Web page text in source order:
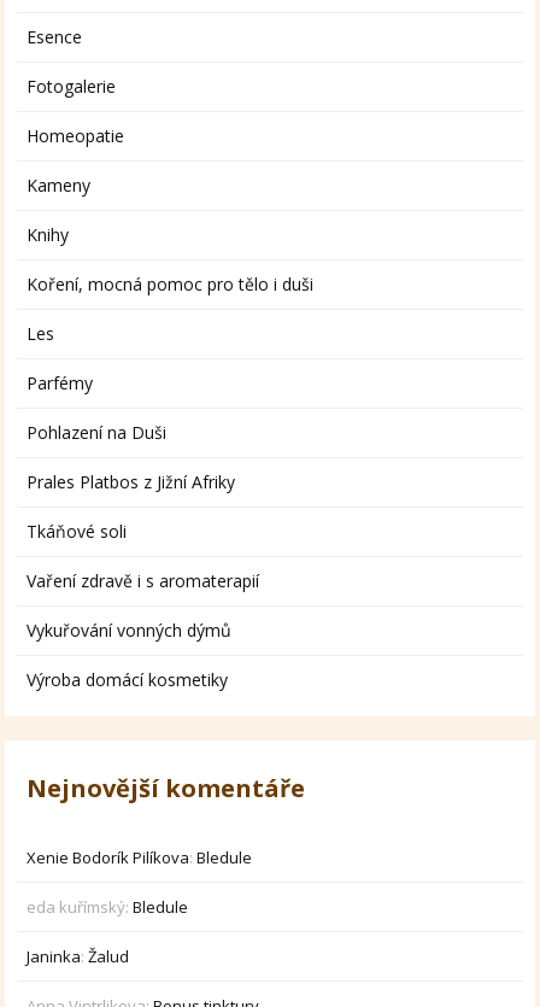
Esence
Fotogalerie
Homeopatie
Kameny
Knihy
Koření, mocná pomoc pro tělo i duši
Les
Parfémy
Pohlazení na Duši
Prales Platbos z Jižní Afriky
Tkáňové soli
Vaření zdravě i s aromaterapií
Vykuřování vonných dýmů
Výroba domácí kosmetiky
Nejnovější komentáře
Xenie Bodorík Pilíkova:Bledule
eda kuřímský:Bledule
Janinka:Žalud